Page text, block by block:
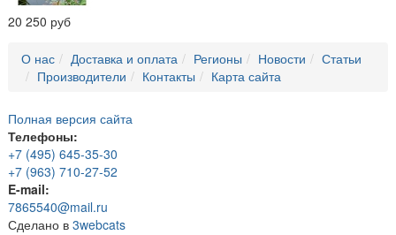
20 250 руб
О нас Доставка и оплата Регионы Новости
Статьи
Производители
Контакты Карта сайта
Полная версия сайта
Телефоны:
+7 (495) 645-35-30
+7 (963) 710-27-52
E-mail:
7865540@mail.ru
Сделано в 3webcats